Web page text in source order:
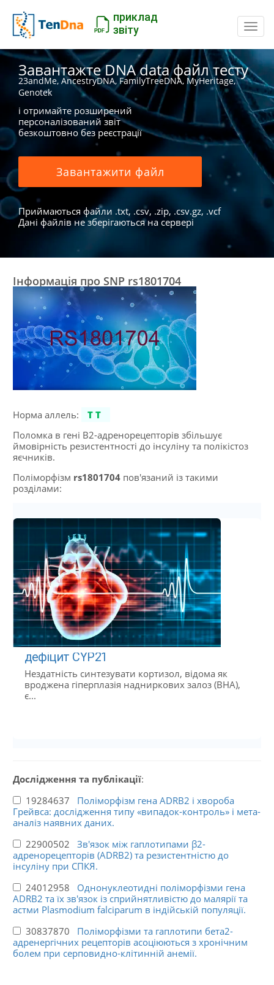
приклад
звіту
Завантажте DNA data файл тесту
23andMe, AncestryDNA, FamilyTreeDNA, MyHeritage,
Genotek
і отримайте розширений
персоналізований звіт
безкоштовно без реєстрації
Завантажити файл
Приймаються файли .txt, .csv, .zip, .csv.gz, .vcf
Дані файлів не зберігаються на сервері
Інформація про SNP rs1801704
Норма аллель:
TT
Поломка в гені B2-адренорецепторів збільшує
ймовірність резистентності до інсуліну та полікістоз
яєчників.
Поліморфізм rs1801704пов'язаний із такими
розділами:
дефіцит CYP21
Нездатність синтезувати кортизол, відома як
вроджена гіперплазія надниркових залоз (ВНА),
є...
Дослідження та публікації:
19284637 Поліморфізм гена ADRB2 і хвороба
Грейвса: дослідження типу «випадок-контроль» і мета-
аналіз наявних даних.
22900502 Зв'язок між гаплотипами β2-
адренорецепторів (ADRB2) та резистентністю до
інсуліну при СПКЯ.
24012958 Однонуклеотидні поліморфізми гена
ADRB2 та їх зв'язок із сприйнятливістю до малярії та
астми Plasmodium falciparum в індійській популяції.
30837870 Поліморфізми та гаплотипи бета2-
адренергічних рецепторів асоціюються з хронічним
болем при серповидно-клітинній анемії.